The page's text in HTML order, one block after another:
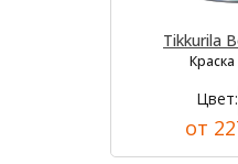
Tikkurila
Цвет:
от